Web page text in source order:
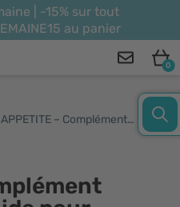
| -15% sur tout
au panier
0
APPETITE – Complément alimentaire liquide pour enfants pour l'appétit